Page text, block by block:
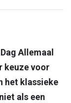
Allemaal
keuze voor
het klassieke
als een